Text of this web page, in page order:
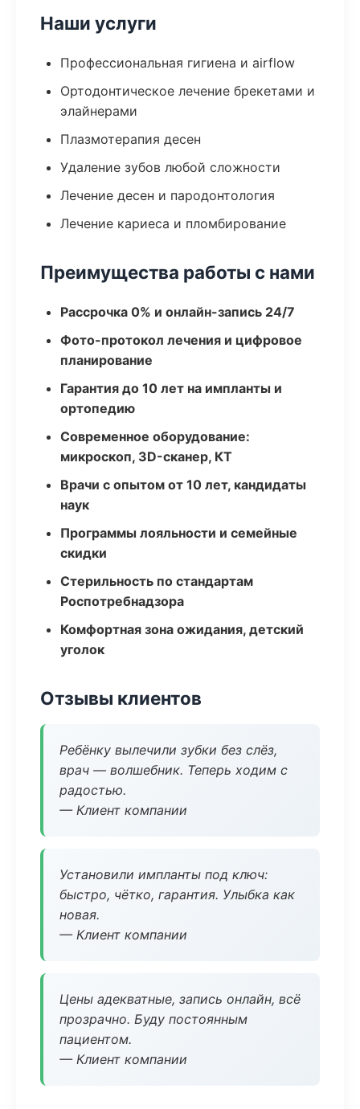
Наши услуги
Профессиональная гигиена и airflow
Ортодонтическое лечение брекетами и
элайнерами
Плазмотерапия десен
Удаление зубов любой сложности
Лечение десен и пародонтология
Лечение кариеса и пломбирование
Преимущества работы с нами
Рассрочка 0% и онлайн-запись 24/7
Фото-протокол лечения и цифровое
планирование
Гарантия до 10 лет на импланты и
ортопедию
Современное оборудование:
микроскоп, 3D-сканер, КТ
Врачи с опытом от 10 лет, кандидаты
наук
Программы лояльности и семейные
скидки
Стерильность по стандартам
Роспотребнадзора
Комфортная зона ожидания, детский
уголок
Отзывы клиентов
Ребёнку вылечили зубки без слёз,
врач — волшебник. Теперь ходим с
радостью.
— Клиент компании
Установили импланты под ключ:
быстро, чётко, гарантия. Улыбка как
новая.
— Клиент компании
Цены адекватные, запись онлайн, всё
прозрачно. Буду постоянным
пациентом.
— Клиент компании